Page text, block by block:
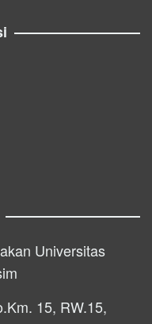
Universitas
15, RW.15,